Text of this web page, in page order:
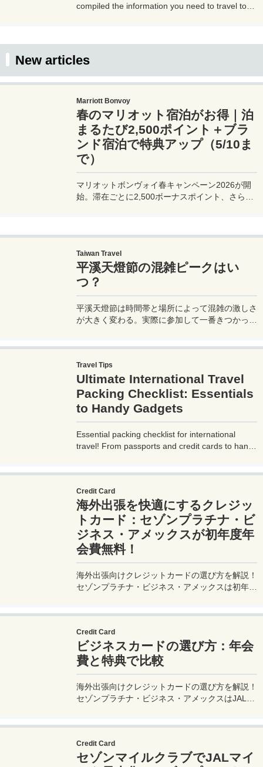
compiled the information you need to travel to
traveling.
New articles
Marriott Bonvoy
春のマリオット宿泊がお得｜泊
まるたび2,500ポイント＋ブラ
ンド宿泊で特典アップ（5/10ま
で）
マリオットボンヴォイ春キャンペーン2026が開
始。滞在ごとに2,500ボーナスポイント、さらに
Taiwan Travel
平溪天燈節の混雑ピークはい
つ？
平溪天燈節は時間帯と場所によって混雑の激しさ
が大きく変わる。実際に参加して一番きつかった
Travel Tips
Ultimate International Travel
Packing Checklist: Essentials
to Handy Gadgets
Essential packing checklist for international
travel! From passports and credit cards to handy
seasoned travelers. Explore more at
measuretrip.com!
Credit Card
海外出張を快適にするクレジッ
トカード：セゾンプラチナ・ビ
ジネス・アメックスが初年度年
会費無料！
海外出張向けクレジットカードの選び方を解説！
セゾンプラチナ・ビジネス・アメックスは初年度
Credit Card
ビジネスカードの選び方：年会
費と特典で比較
海外出張向けクレジットカードの選び方を解説！
セゾンプラチナ・ビジネス・アメックスはJALマ
Credit Card
セゾンマイルクラブでJALマイ